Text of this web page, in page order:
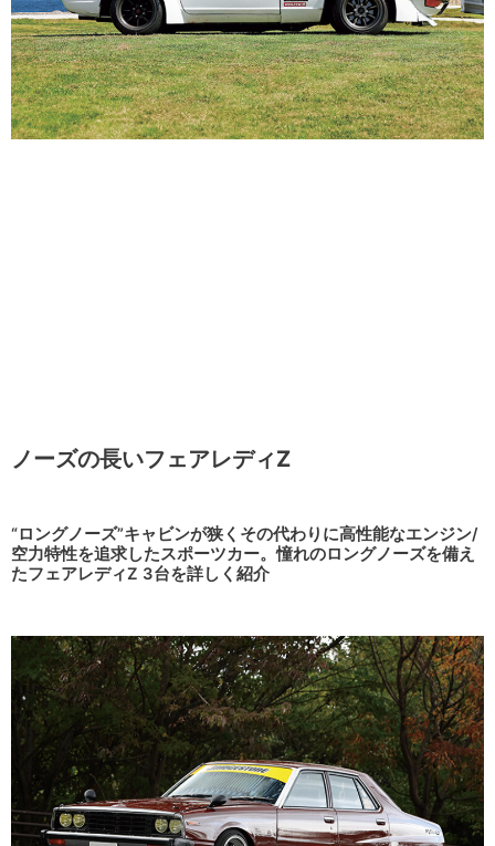
ノーズの長いフェアレディZ
“ロングノーズ”キャビンが狭くその代わりに高性能なエンジン/
空力特性を追求したスポーツカー。憧れのロングノーズを備え
たフェアレディZ 3台を詳しく紹介